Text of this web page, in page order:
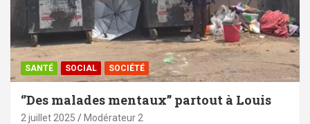
SANTÉ SOCIAL SOCIÉTÉ
‘’Des malades mentaux’’ partout à Louis
2 juillet 2025 Modérateur 2